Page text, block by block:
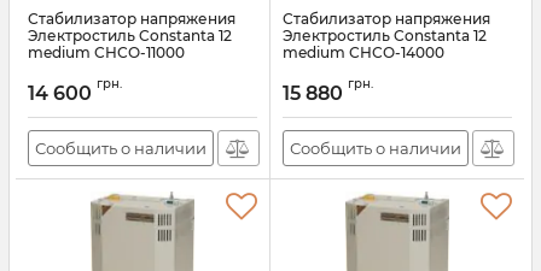
Стабилизатор напряжения
Электростиль Constanta 12
medium СНСО-11000
14 600 грн.
Сообщить о наличии
Стабилизатор напряжения
Электростиль Constanta 12
medium СНСО-14000
15 880 грн.
Сообщить о наличии